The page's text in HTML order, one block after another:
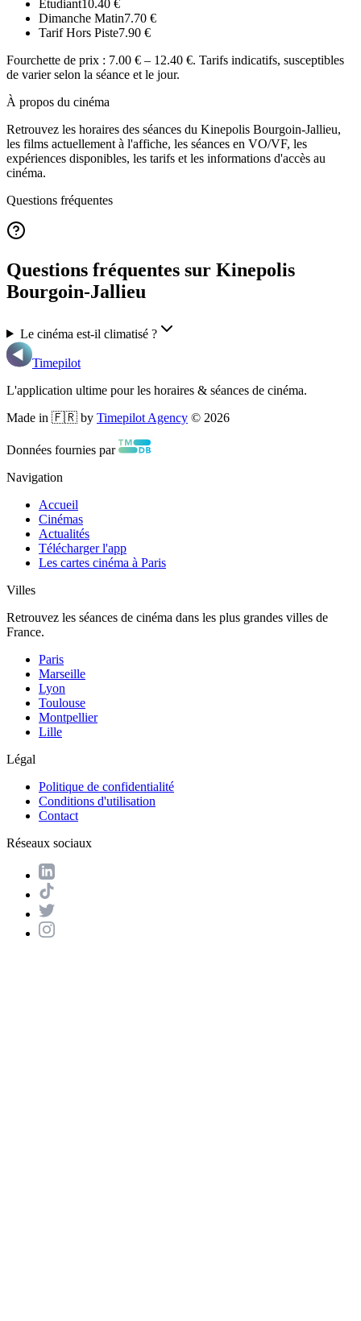
Étudiant10.40 €
Dimanche Matin7.70 €
Tarif Hors Piste7.90 €
Fourchette de prix : 7.00 € – 12.40 €. Tarifs indicatifs, susceptibles
de varier selon la séance et le jour.
À propos du cinéma
Retrouvez les horaires des séances du Kinepolis Bourgoin-Jallieu,
les films actuellement à l'affiche, les séances en VO/VF, les
expériences disponibles, les tarifs et les informations d'accès au
cinéma.
Questions fréquentes
Questions fréquentes sur Kinepolis
Bourgoin-Jallieu
Le cinéma est-il climatisé ?
Timepilot
L'application ultime pour les horaires & séances de cinéma.
Made in 🇫🇷 by Timepilot Agency © 2026
Données fournies par
Navigation
Accueil
Cinémas
Actualités
Télécharger l'app
Les cartes cinéma à Paris
Villes
Retrouvez les séances de cinéma dans les plus grandes villes de
France.
Paris
Marseille
Lyon
Toulouse
Montpellier
Lille
Légal
Politique de confidentialité
Conditions d'utilisation
Contact
Réseaux sociaux